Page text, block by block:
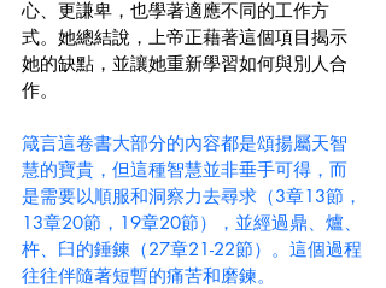
心、更謙卑，也學著適應不同的工作方
式。她總結說，上帝正藉著這個項目揭示
她的缺點，並讓她重新學習如何與別人合
作。
箴言這卷書大部分的內容都是頌揚屬天智
慧的寶貴，但這種智慧並非垂手可得，而
是需要以順服和洞察力去尋求（3章13節，
13章20節，19章20節），並經過鼎、爐、
杵、臼的錘鍊（27章21-22節）。這個過程
往往伴隨著短暫的痛苦和磨鍊。